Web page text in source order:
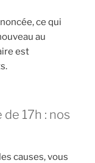
ce qui
au
est
17h : nos
causes, vous